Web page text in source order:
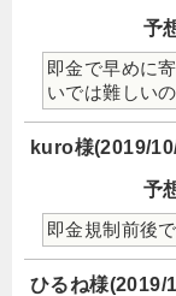
予
即金で早めに
いでは難しい
kuro様(2019/
予
即金規制前後で
ひるね様(2019/